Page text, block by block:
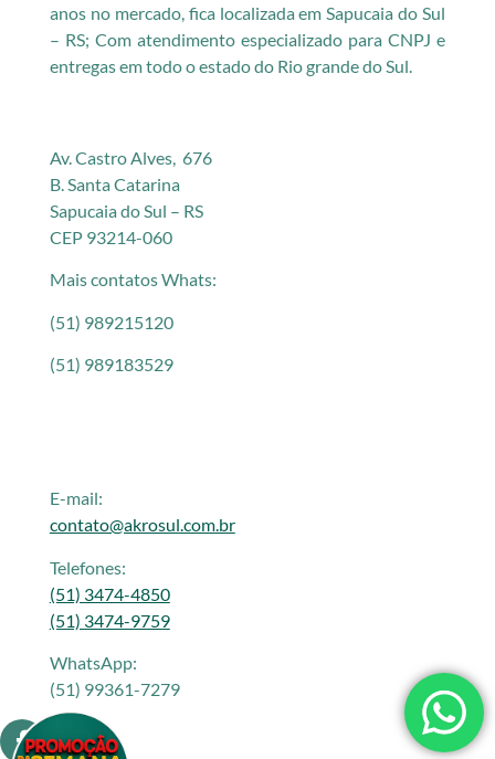
anos no mercado, fica localizada em Sapucaia do Sul
– RS; Com atendimento especializado para CNPJ e
entregas em todo o estado do Rio grande do Sul.
Av. Castro Alves, 676
B. Santa Catarina
Sapucaia do Sul – RS
CEP 93214-060
Mais contatos Whats:
(51) 989215120
(51) 989183529
E-mail:
contato@akrosul.com.br
Telefones:
(51) 3474-4850
(51) 3474-9759
WhatsApp:
(51) 99361-7279